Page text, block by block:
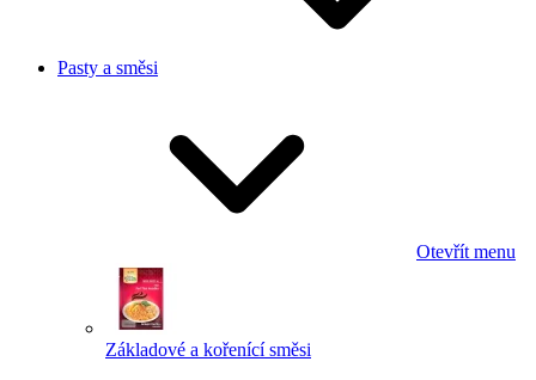
Pasty a směsi
Otevřít menu
Základové a kořenící směsi